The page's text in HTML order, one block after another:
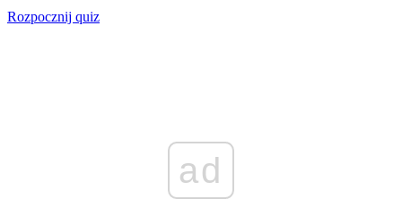
Rozpocznij quiz
ad